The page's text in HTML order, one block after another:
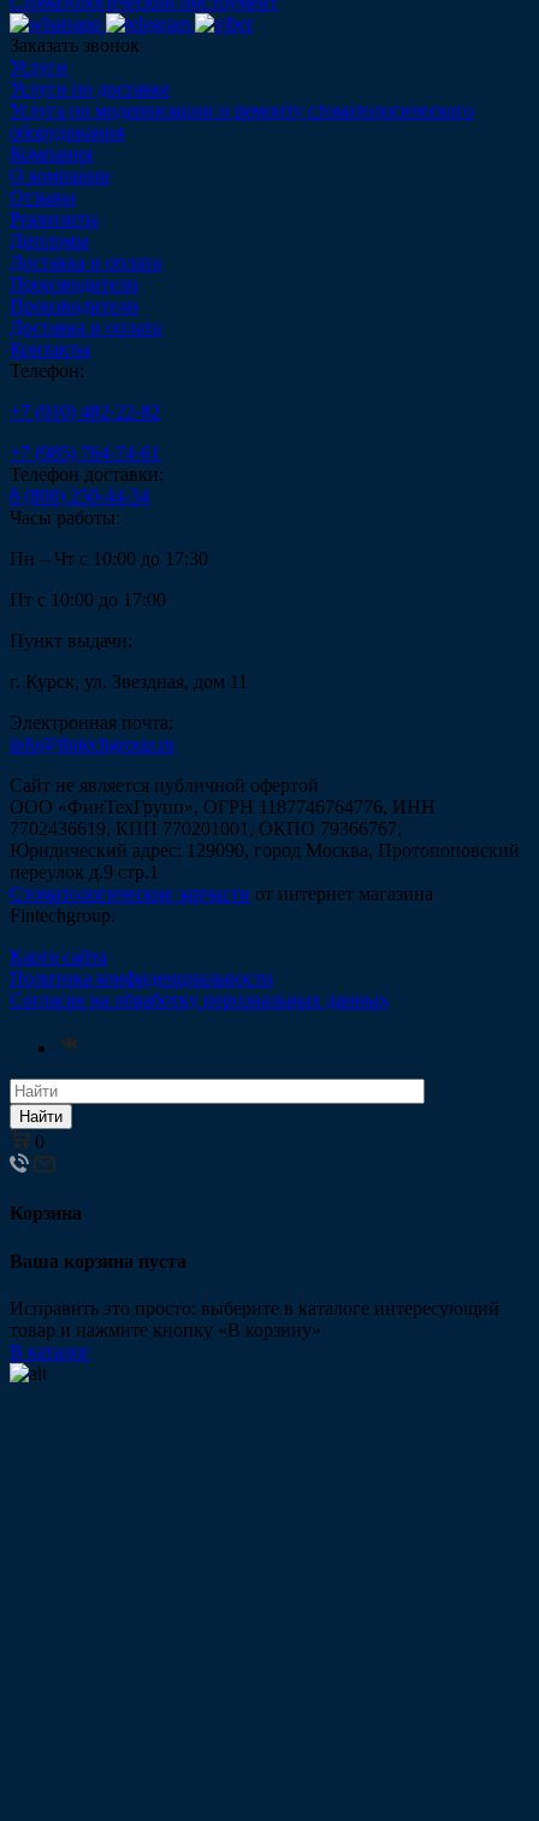
Заказать звонок
Услуги
Услуги по доставке
Услуга по модернизации и ремонту стоматологического
оборудования
Компания
О компании
Отзывы
Реквизиты
Дипломы
Доставка и оплата
Производители
Производители
Доставка и оплата
Контакты
Телефон:
+7 (910) 482-22-82
+7 (985) 764-74-61
Телефон доставки:
8 (800) 250-44-34
Часы работы:
Пн – Чт с 10:00 до 17:30
Пт с 10:00 до 17:00
Пункт выдачи:
г. Курск, ул. Звездная, дом 11
Электронная почта:
info@fintechgroup.ru
Сайт не является публичной офертой
ООО «ФинТехГрупп», ОГРН 1187746764776, ИНН
7702436619, КПП 770201001, ОКПО 79366767,
Юридический адрес: 129090, город Москва, Протопоповский
переулок д.9 стр.1
Стоматологические запчасти от интернет магазина
Fintechgroup.
Карта сайта
Политика конфиденциальности
Согласие на обработку персональных данных
Найти
0
Корзина
Ваша корзина пуста
Исправить это просто: выберите в каталоге интересующий
товар и нажмите кнопку «В корзину»
В каталог